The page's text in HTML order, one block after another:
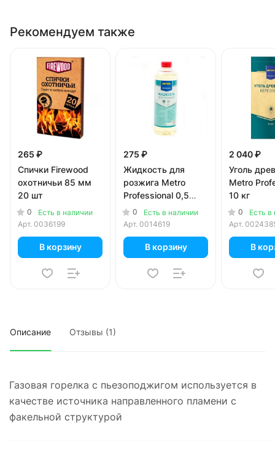
Рекомендуем также
265 ₽
Спички Firewood
охотничьи 85 мм
20 шт
0
Есть в наличии
Арт. 0036199
В корзину
275 ₽
Жидкость для
розжига Metro
Professional 0,5
литра
0
Есть в наличии
Арт. 0014619
В корзину
2 040 ₽
Уголь
Metro
10 кг
0
Есть в
Арт.
В
Описание Отзывы (1)
Газовая горелка с пьезоподжигом используется в
качестве источника направленного пламени с
факельной структурой